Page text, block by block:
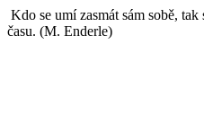
Kdo se umí zasmát sám sobě,
času. (M. Enderle)